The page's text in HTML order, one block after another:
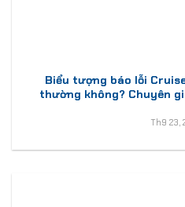
Biểu tượng báo lỗi
thường không? Chuyên
Th9 23,